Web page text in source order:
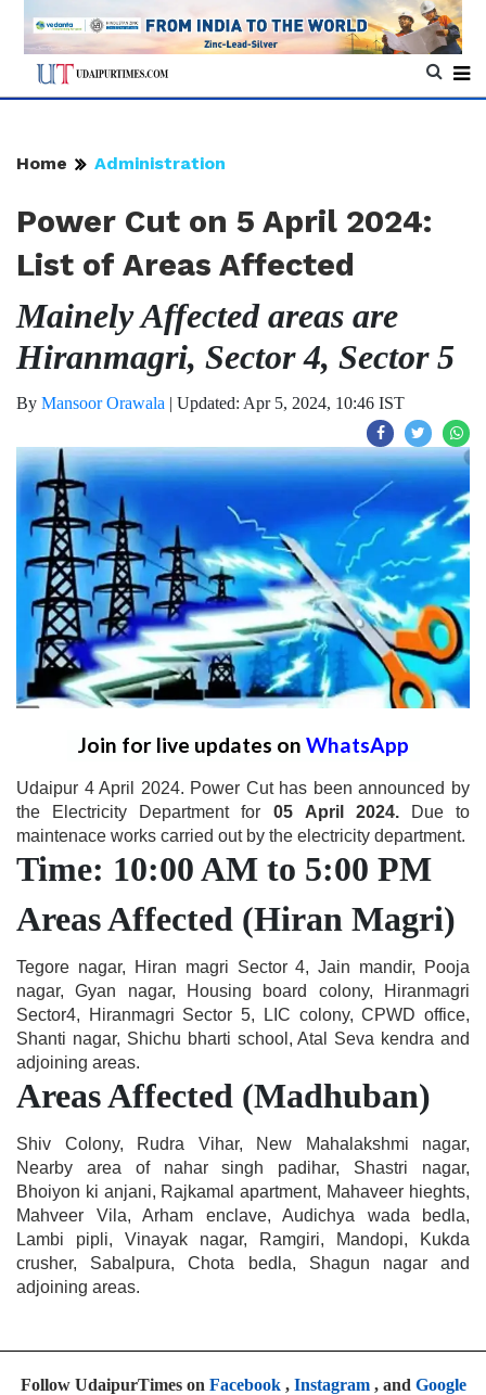
Home Administration
Power Cut on 5 April 2024:
List of Areas Affected
Mainely Affected areas are
Hiranmagri, Sector 4, Sector 5
By Mansoor Orawala | Updated: Apr 5, 2024, 10:46 IST
Join for live updates on WhatsApp
Udaipur 4 April 2024. Power Cut has been announced by
the Electricity Department for 05 April 2024.Due to
maintenace works carried out by the electricity department.
Time: 10:00 AM to 5:00 PM
Areas Affected (Hiran Magri)
Tegore nagar, Hiran magri Sector 4, Jain mandir, Pooja
nagar, Gyan nagar, Housing board colony, Hiranmagri
Sector4, Hiranmagri Sector 5, LIC colony, CPWD office,
Shanti nagar, Shichu bharti school, Atal Seva kendra and
adjoining areas.
Areas Affected (Madhuban)
Shiv Colony, Rudra Vihar, New Mahalakshmi nagar,
Nearby area of nahar singh padihar, Shastri nagar,
Bhoiyon ki anjani, Rajkamal apartment, Mahaveer hieghts,
Mahveer Vila, Arham enclave, Audichya wada bedla,
Lambi pipli, Vinayak nagar, Ramgiri, Mandopi, Kukda
crusher, Sabalpura, Chota bedla, Shagun nagar and
adjoining areas.
Follow UdaipurTimes on Facebook, Instagram, and Google